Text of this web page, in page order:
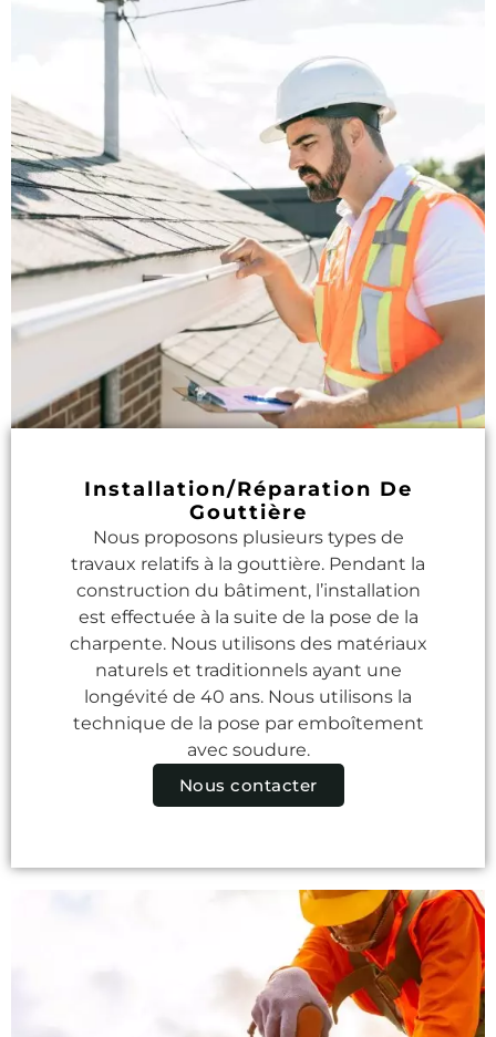
Installation/réparation De
Gouttière
Nous proposons plusieurs types de
travaux relatifs à la gouttière. Pendant la
construction du bâtiment, l’installation
est effectuée à la suite de la pose de la
charpente. Nous utilisons des matériaux
naturels et traditionnels ayant une
longévité de 40 ans. Nous utilisons la
technique de la pose par emboîtement
avec soudure.
Nous contacter